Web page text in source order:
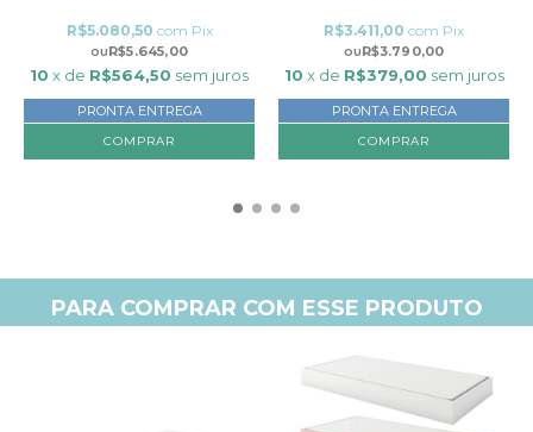
R$5.645,00
R$5.080,50 com Pix
10 x de R$564,50 sem juros
PRONTA ENTREGA
COMPRAR
R$3.790,00
R$3.411,00 com Pix
10 x de R$379,00 sem juros
PRONTA ENTREGA
COMPRAR
PARA COMPRAR COM ESSE PRODUTO